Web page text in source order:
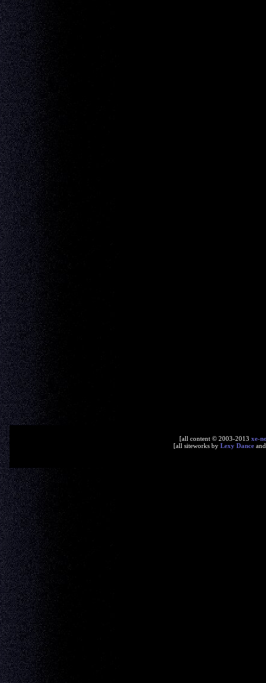
[all content © 2003-2013 xe-
[all siteworks by Lexy Dance